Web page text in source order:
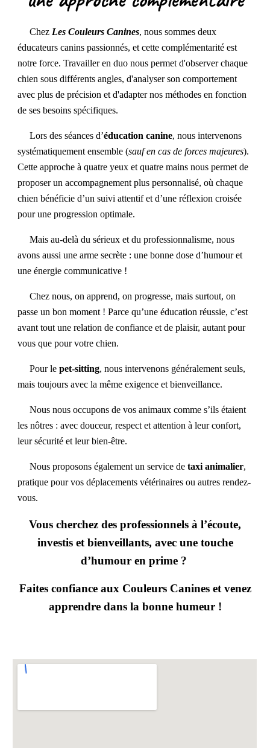
Chez Les Couleurs Canines, nous sommes deux
éducateurs canins passionnés, et cette complémentarité est
notre force. Travailler en duo nous permet d'observer chaque
chien sous différents angles, d'analyser son comportement
avec plus de précision et d'adapter nos méthodes en fonction
de ses besoins spécifiques.
Lors des séances d’éducation canine, nous intervenons
systématiquement ensemble (sauf en cas de forces majeures).
Cette approche à quatre yeux et quatre mains nous permet de
proposer un accompagnement plus personnalisé, où chaque
chien bénéficie d’un suivi attentif et d’une réflexion croisée
pour une progression optimale.
Mais au-delà du sérieux et du professionnalisme, nous
avons aussi une arme secrète : une bonne dose d’humour et
une énergie communicative !
Chez nous, on apprend, on progresse, mais surtout, on
passe un bon moment ! Parce qu’une éducation réussie, c’est
avant tout une relation de confiance et de plaisir, autant pour
vous que pour votre chien.
Pour lepet-sitting, nous intervenons généralement seuls,
mais toujours avec la même exigence et bienveillance.
Nous nous occupons de vos animaux comme s’ils étaient
les nôtres : avec douceur, respect et attention à leur confort,
leur sécurité et leur bien-être.
Nous proposons également un service detaxi animalier,
pratique pour vos déplacements vétérinaires ou autres rendez-
vous.
Vous cherchez des professionnels à l’écoute,
investis et bienveillants, avec une touche
d’humour en prime ?
Faites confiance aux Couleurs Canines et venez
apprendre dans la bonne humeur !